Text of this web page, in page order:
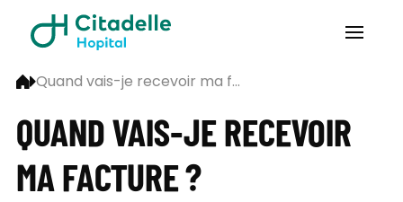
Quand vais-je recevoir ma f...
QUAND VAIS-JE RECEVOIR
MA FACTURE ?